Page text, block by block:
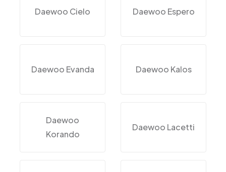
Daewoo Cielo Daewoo Espero
Daewoo Evanda Daewoo Kalos
Daewoo
Korando
Daewoo Lacetti